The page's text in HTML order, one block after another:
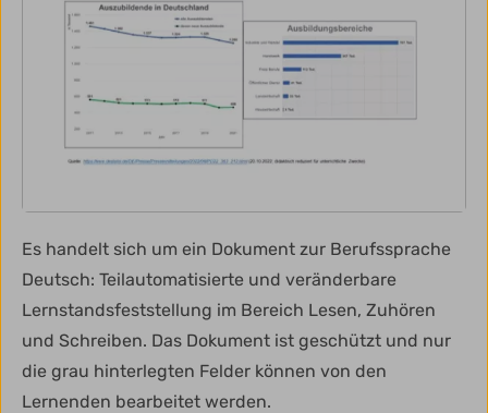
Es handelt sich um ein Dokument zur Berufssprache
Deutsch: Teilautomatisierte und veränderbare
Lernstandsfeststellung im Bereich Lesen, Zuhören
und Schreiben. Das Dokument ist geschützt und nur
die grau hinterlegten Felder können von den
Lernenden bearbeitet werden.